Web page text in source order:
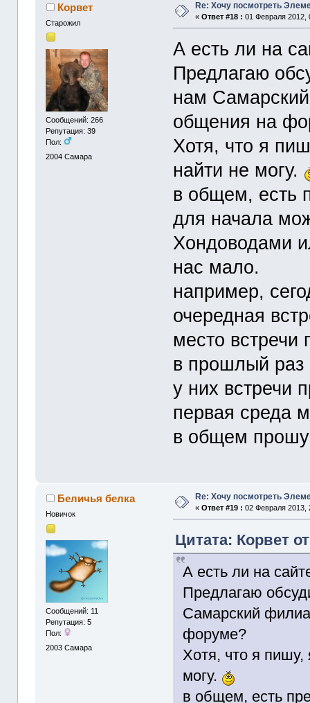
Корвет
Старожил
Сообщений: 266
Репутация: 39
Пол:
2004 Самара
Re: Хочу посмотреть
«Ответ #18 : 01 Февраля 2012,
А есть ли на
Предлагаю
нам
общения на
Хотя, что я
найти не могу.
в общем, есть
для начала
Хондоводами
нас мало.
например,
очередная
место встречи
в прошлый раз
у них встречи
первая среда
в общем прошу
Беличья белка
Новичок
Сообщений: 11
Репутация: 5
Пол:
2003 Самара
Re: Хочу посмотреть
«Ответ #19 : 02 Февраля 2013,
Цитата: Корвет
А есть ли на
Предлагаю
Самарский
форуме?
Хотя, что я пишу,
могу.
в общем, есть